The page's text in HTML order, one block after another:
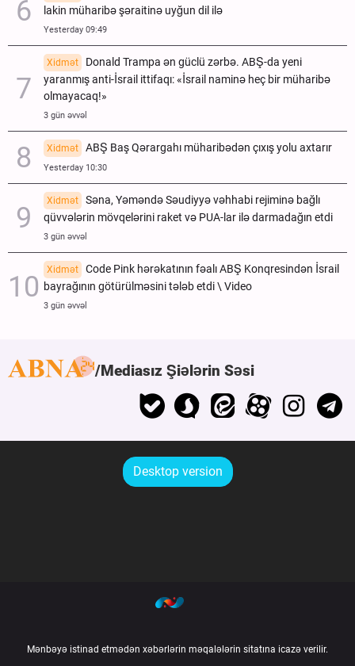
lakin müharibə şəraitinə uyğun dil ilə
Yesterday 09:49
Xidmət
Donald Trampa ən güclü zərbə. ABŞ-da yeni
yaranmış anti-İsrail ittifaqı: «İsrail naminə heç bir müharibə
olmayacaq!»
3 gün əvvəl
Xidmət ABŞ Baş Qərargahı müharibədən çıxış yolu axtarır
Yesterday 10:30
Xidmət
Səna, Yəməndə Səudiyyə vəhhabi rejiminə bağlı
qüvvələrin mövqelərini raket və PUA-lar ilə darmadağın etdi
3 gün əvvəl
Xidmət
Code Pink hərəkatının fəalı ABŞ Konqresindən İsrail
bayrağının götürülməsini tələb etdi \ Video
3 gün əvvəl
Mediasız Şiələrin Səsi
Desktop version
Mənbəyə istinad etmədən xəbərlərin məqalələrin sitatına icazə verilir.